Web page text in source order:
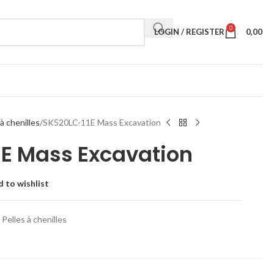
LOGIN / REGISTER 0
chenilles SK520LC-11E Mass Excavation
Mass Excavation
to wishlist
Pelles à chenilles